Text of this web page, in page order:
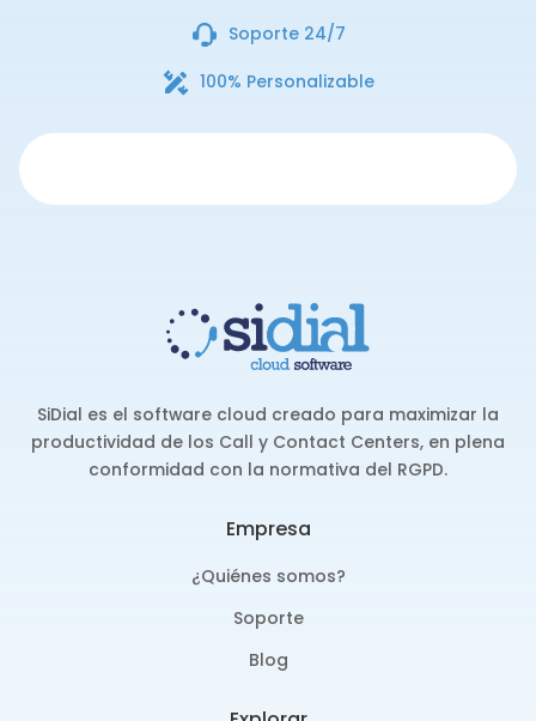
Soporte 24/7
100% Personalizable
SiDial es el software cloud creado para maximizar la
productividad de los Call y Contact Centers, en plena
conformidad con la normativa del RGPD.
Empresa
¿Quiénes somos?
Soporte
Blog